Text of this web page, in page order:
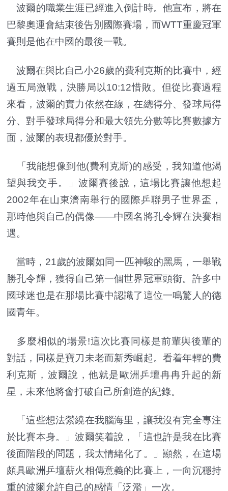
波爾的職業生涯已經進入倒計時。他宣布，將在
巴黎奧運會結束後告別國際賽場，而WTT重慶冠軍
賽則是他在中國的最後一戰。
波爾在與比自己小26歲的費利克斯的比賽中，經
過五局激戰，決勝局以10:12惜敗。但從比賽過程
來看，波爾的實力依然在線，在總得分、發球局得
分、對手發球局得分和最大領先分數等比賽數據方
面，波爾的表現都優於對手。
「我能想像到他(費利克斯)的感受，我知道他渴
望與我交手。」波爾賽後說，這場比賽讓他想起
2002年在山東濟南舉行的國際乒聯男子世界盃，
那時他與自己的偶像——中國名將孔令輝在決賽相
遇。
當時，21歲的波爾如同一匹神駿的黑馬，一舉戰
勝孔令輝，獲得自己第一個世界冠軍頭銜。許多中
國球迷也是在那場比賽中認識了這位一鳴驚人的德
國青年。
多麼相似的場景!這次比賽同樣是前輩與後輩的
對話，同樣是寶刀未老而新秀崛起。看着年輕的費
利克斯，波爾說，他就是歐洲乒壇冉冉升起的新
星，未來他將會打破自己所創造的紀錄。
「這些想法縈繞在我腦海里，讓我沒有完全專注
於比賽本身。」波爾笑着說，「這也許是我在比賽
後面階段的問題，我太情緒化了。」顯然，在這場
頗具歐洲乒壇薪火相傳意義的比賽上，一向沉穩持
重的波爾允許自己的感情「泛濫」一次。